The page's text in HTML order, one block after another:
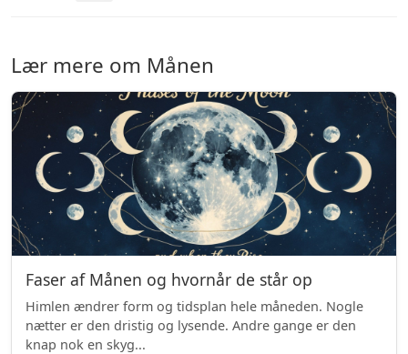
Lær mere om Månen
Faser af Månen og hvornår de står op
Himlen ændrer form og tidsplan hele måneden. Nogle
nætter er den dristig og lysende. Andre gange er den
knap nok en skyg...